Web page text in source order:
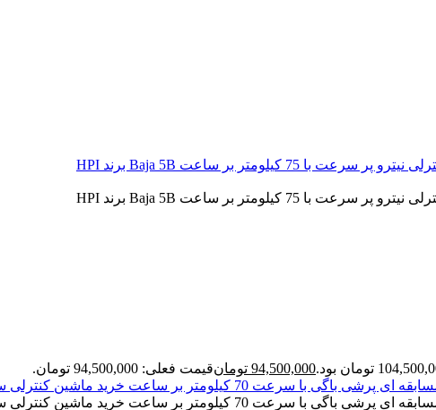
94,500,000 تومانقیمت فعلی: 94,500,000 تومان.